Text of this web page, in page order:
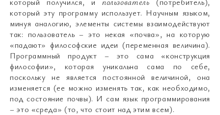
который эту программу использует. Научным языком,
минуя аналогию, элементы системы взаимодействуют
так: пользователь – это некая «почва», на которую
«падают» философские идеи (переменная величина).
Программный продукт – это сама «конструкция
философии», которая уникальна сама по себе,
поскольку не является постоянной величиной, она
изменяется (ее можно изменять так, как необходимо,
под состояние почвы). И сам язык программирования
– это «среда» (то, что стоит над этим всем).